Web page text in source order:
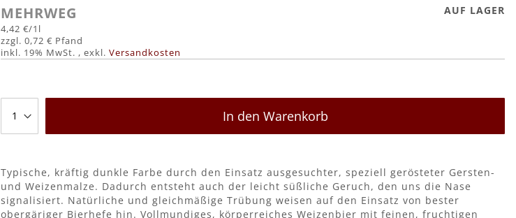
MEHRWEG
4,42 €/1l
0,72 €
inkl. 19% MwSt. ,exkl.Versandkosten
AUF LAGER
In den Warenkorb
Typische, kräftig dunkle Farbe durch den Einsatz ausgesuchter, speziell gerösteter Gersten-
und Weizenmalze. Dadurch entsteht auch der leicht süßliche Geruch, den uns die Nase
signalisiert. Natürliche und gleichmäßige Trübung weisen auf den Einsatz von bester
obergäriger Bierhefe hin. Vollmundiges, körperreiches Weizenbier mit feinen, fruchtigen